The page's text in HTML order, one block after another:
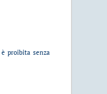
proibita senza